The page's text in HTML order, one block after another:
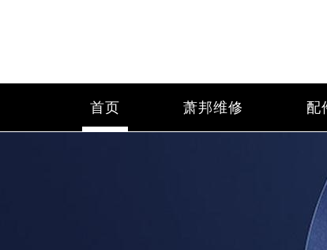
首页 萧邦维修 配